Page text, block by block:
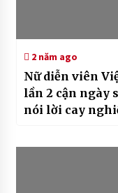
2 năm ago
Nữ diễn viên
lần 2 cận ngày
nói lời cay